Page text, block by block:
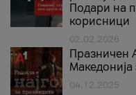
Подари на
корисници
02.02.2026
Празничен
04.12.2025